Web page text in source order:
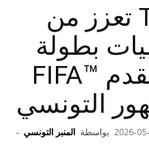
منصة TOD by beIN تعزز من
بطولة
كأس العالم لكرة القدم FIFA™
بواسطة المنبر التونسي - 2026-